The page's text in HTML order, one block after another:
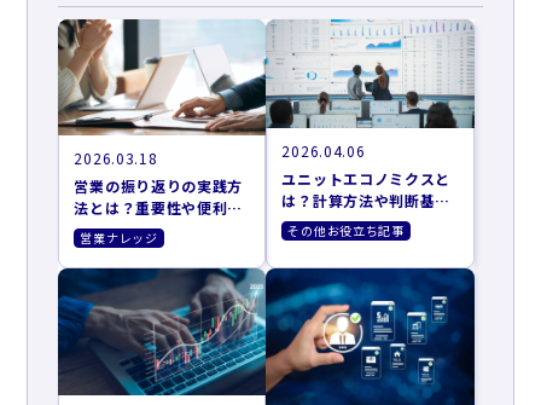
2026.03.18
営業の振り返りの実践方
法とは？重要性や便利な
フレームワークも解説
営業ナレッジ
2026.04.06
ユニットエコノミクスと
は？計算方法や判断基
準、改善施策まで解説
その他お役立ち記事